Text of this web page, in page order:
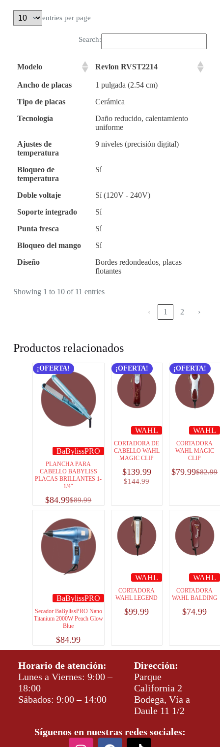
entries per page
Search:
Modelo Revlon RVST2214
Ancho de placas
1 pulgada (2.54 cm)
Tipo de placas
Cerámica
Tecnología
Daño reducido, calentamiento
uniforme
Ajustes de
temperatura
9 niveles (precisión digital)
Bloqueo de
temperatura
Sí
Doble voltaje
Sí (120V - 240V)
Soporte integrado
Sí
Punta fresca
Sí
Bloqueo del mango
Sí
Diseño
Bordes redondeados, placas
flotantes
Showing 1 to 10 of 11 entries
‹ 1 2 ›
Productos relacionados
¡OFERTA!
BaBylissPRO
PLANCHA PARA
CABELLO BABYLISS
PLACAS BRILLANTES 1-
1/4″
$89.99
$84.99
¡OFERTA!
WAHL
CORTADORA DE
CABELLO WAHL
MAGIC CLIP
$144.99
$139.99
¡OFERTA!
WAHL
CORTADORA
WAHL MAGIC
CLIP
$82.99
$79.99
BaBylissPRO
Secador BaBylissPRO Nano
Titanium 2000W Peach Glow
Blue
$84.99
WAHL
CORTADORA
WAHL LEGEND
$99.99
WAHL
CORTADORA
WAHL BALDING
$74.99
Horario de atención:
Lunes a Viernes: 9:00 –
18:00
Sábados: 9:00 – 14:00
Dirección:
Parque
California 2
Bodega, Vía a
Daule 11 1/2
Síguenos en nuestras redes sociales: